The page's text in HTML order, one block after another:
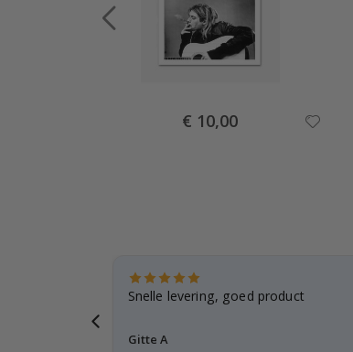
Special
Price
€ 10,00
Snelle levering, goed product
Gitte A